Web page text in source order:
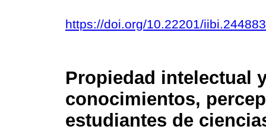
https://doi.org/10.22201/
Propiedad intelectual
conocimientos,
estudiantes de